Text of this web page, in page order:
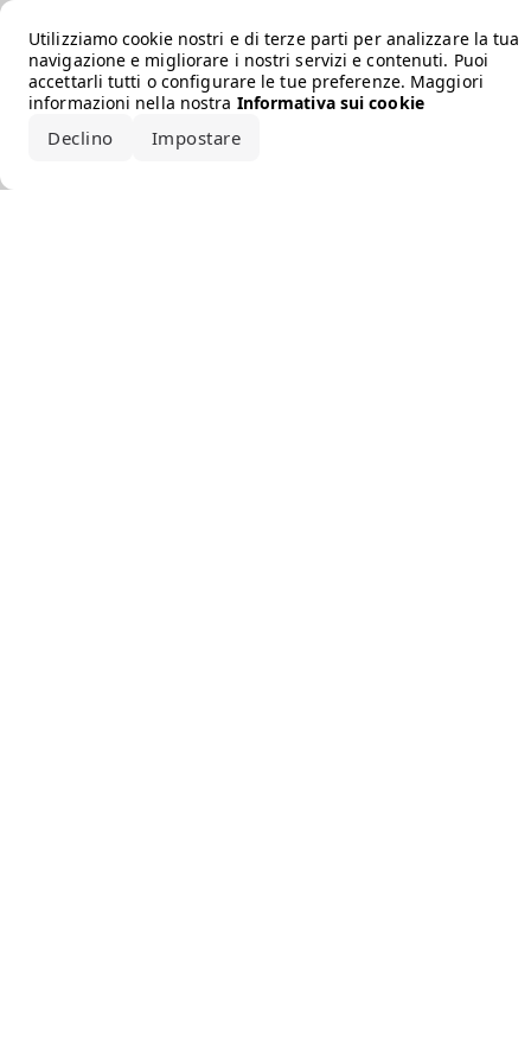
Utilizziamo cookie nostri e di terze parti per analizzare la tua
navigazione e migliorare i nostri servizi e contenuti. Puoi
accettarli tutti o configurare le tue preferenze. Maggiori
informazioni nella nostra Informativa sui cookie
Declino Impostare
Error loading the brand